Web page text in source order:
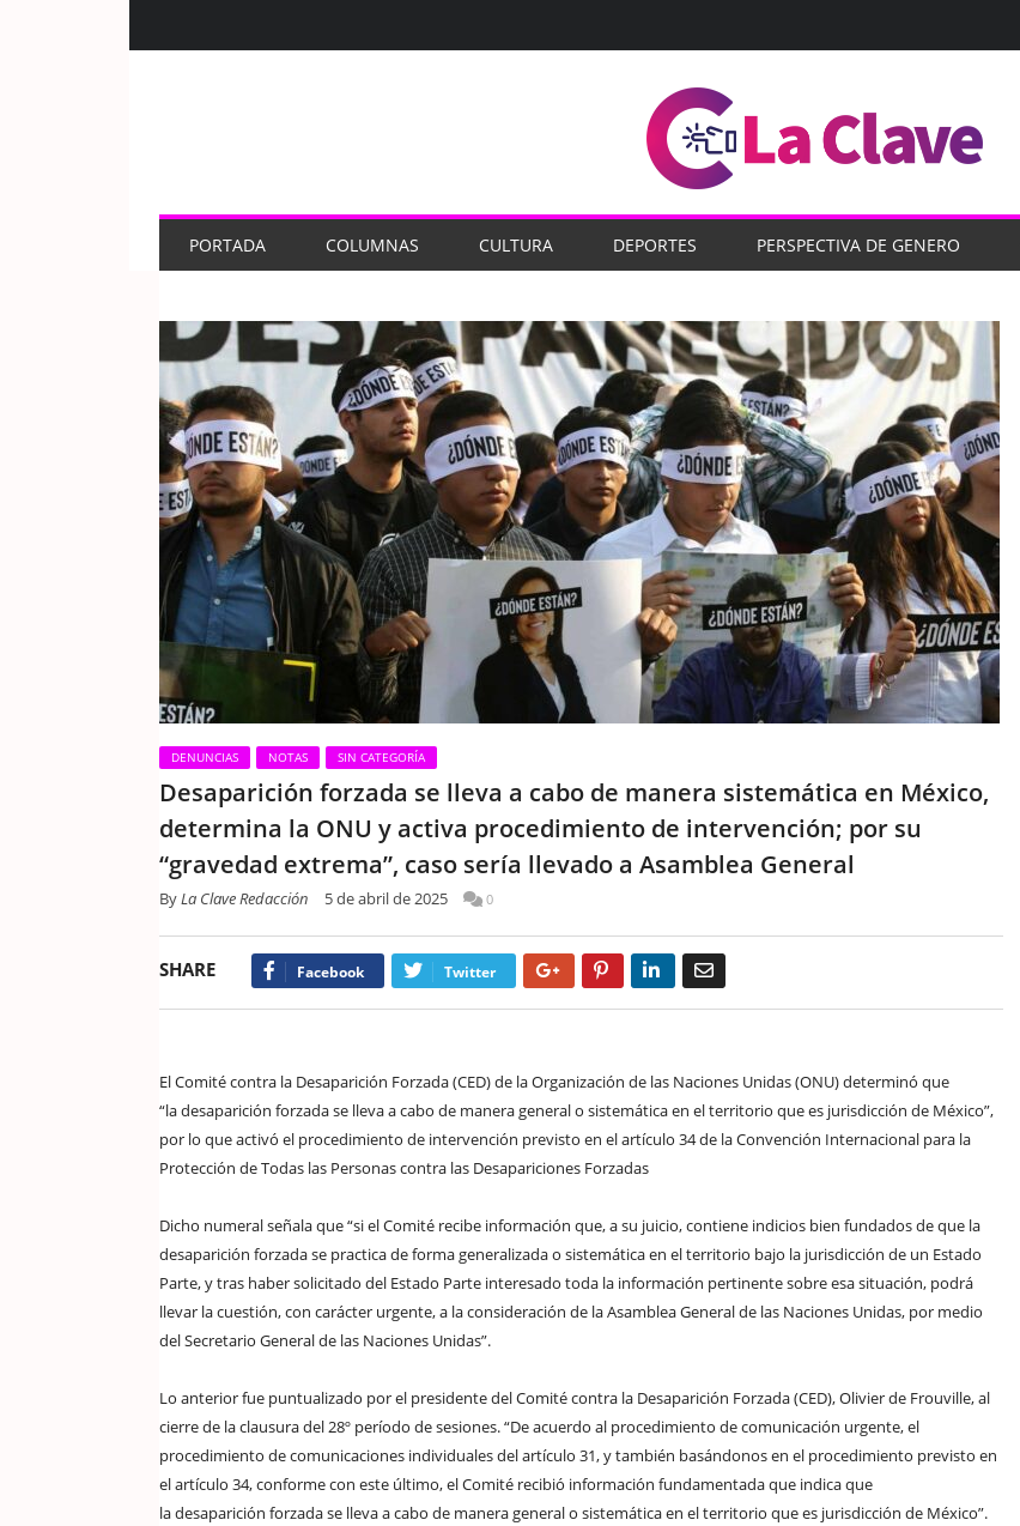
PORTADA COLUMNAS CULTURA DEPORTES PERSPECTIVA DE GENERO
DENUNCIAS NOTAS SIN CATEGORÍA
Desaparición forzada se lleva a cabo de manera sistemática en México,
determina la ONU y activa procedimiento de intervención; por su
“gravedad extrema”, caso sería llevado a Asamblea General
ByLa Clave Redacción 5 de abril de 2025 0
SHARE Facebook Twitter Google+ Pinterest LinkedIn
El Comité contra la Desaparición Forzada (CED) de la Organización de las Naciones Unidas (ONU) determinó que
“la desaparición forzada se lleva a cabo de manera general o sistemática en el territorio que es jurisdicción de México”,
por lo que activó el procedimiento de intervención previsto en el artículo 34 de la Convención Internacional para la
Protección de Todas las Personas contra las Desapariciones Forzadas
Dicho numeral señala que “si el Comité recibe información que, a su juicio, contiene indicios bien fundados de que la
desaparición forzada se practica de forma generalizada o sistemática en el territorio bajo la jurisdicción de un Estado
Parte, y tras haber solicitado del Estado Parte interesado toda la información pertinente sobre esa situación, podrá
llevar la cuestión, con carácter urgente, a la consideración de la Asamblea General de las Naciones Unidas, por medio
del Secretario General de las Naciones Unidas”.
Lo anterior fue puntualizado por el presidente del Comité contra la Desaparición Forzada (CED), Olivier de Frouville, al
cierre de la clausura del 28º período de sesiones. “De acuerdo al procedimiento de comunicación urgente, el
procedimiento de comunicaciones individuales del artículo 31, y también basándonos en el procedimiento previsto en
el artículo 34, conforme con este último, el Comité recibió información fundamentada que indica que
la desaparición forzada se lleva a cabo de manera general o sistemática en el territorio que es jurisdicción de México”.